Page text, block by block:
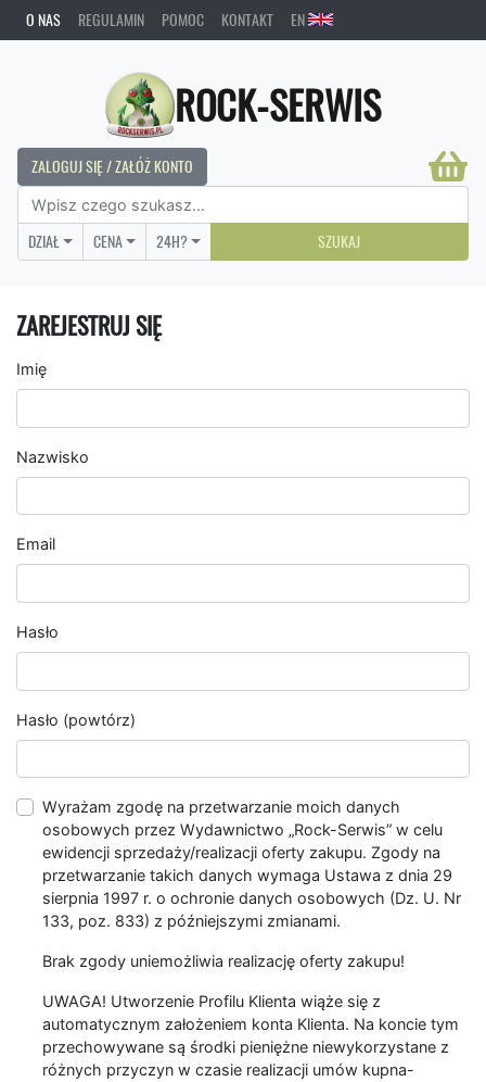
O NAS REGULAMIN POMOC KONTAKT EN
ROCK-SERWIS
ZALOGUJ SIĘ / ZAŁÓŻ KONTO
DZIAŁ CENA 24H? SZUKAJ
ZAREJESTRUJ SIĘ
Imię
Nazwisko
Email
Hasło
Hasło (powtórz)
Wyrażam zgodę na przetwarzanie moich danych
osobowych przez Wydawnictwo „Rock-Serwis” w celu
ewidencji sprzedaży/realizacji oferty zakupu. Zgody na
przetwarzanie takich danych wymaga Ustawa z dnia 29
sierpnia 1997 r. o ochronie danych osobowych (Dz. U. Nr
133, poz. 833) z późniejszymi zmianami.
Brak zgody uniemożliwia realizację oferty zakupu!
UWAGA! Utworzenie Profilu Klienta wiąże się z
automatycznym założeniem konta Klienta. Na koncie tym
przechowywane są środki pieniężne niewykorzystane z
różnych przyczyn w czasie realizacji umów kupna-